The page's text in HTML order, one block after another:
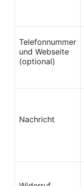
Telefonnummer
und Webseite
(optional)
Nachricht